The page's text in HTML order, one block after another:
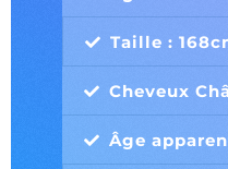
Taille :
Cheveux
Âge